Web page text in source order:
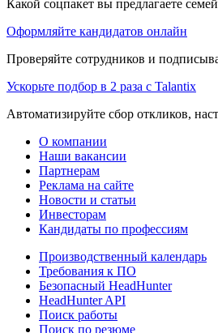
Какой соцпакет вы предлагаете
Оформляйте кандидатов онлайн
Проверяйте сотрудников и
Ускорьте подбор в 2 раза с Talantix
Автоматизируйте сбор откликов,
О компании
Наши вакансии
Партнерам
Реклама на сайте
Новости и статьи
Инвесторам
Кандидаты по профессиям
Производственный календарь
Требования к ПО
Безопасный HeadHunter
HeadHunter API
Поиск работы
Поиск по резюме